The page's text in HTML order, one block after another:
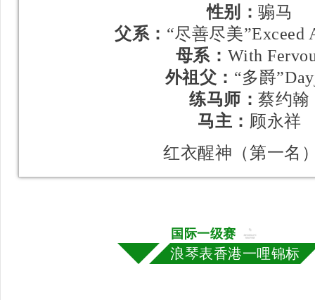
性别：骟马
父系： “尽善尽美”Exceed
母系： With
外祖父： “多爵
练马师：蔡约翰
马主： 顾永祥
红衣醒神（第一名
国际一级赛
浪琴表香港一哩锦标